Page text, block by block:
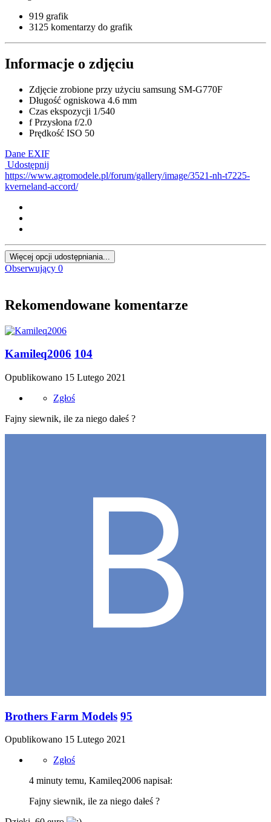
919 grafik
3125 komentarzy do grafik
Informacje o zdjęciu
Zdjęcie zrobione przy użyciu samsung SM-G770F
Długość ogniskowa 4.6 mm
Czas ekspozycji 1/540
f Przysłona f/2.0
Prędkość ISO 50
Dane EXIF
Udostępnij
https://www.agromodele.pl/forum/gallery/image/3521-nh-t7225-
kverneland-accord/
Więcej opcji udostępniania...
Obserwujący 0
Rekomendowane komentarze
Kamileq2006 104
Opublikowano 15 Lutego 2021
Zgłoś
Fajny siewnik, ile za niego dałeś ?
Brothers Farm Models 95
Opublikowano 15 Lutego 2021
Zgłoś
4 minuty temu, Kamileq2006 napisał:
Fajny siewnik, ile za niego dałeś ?